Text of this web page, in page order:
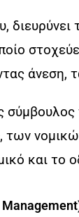
άνεση,
και το